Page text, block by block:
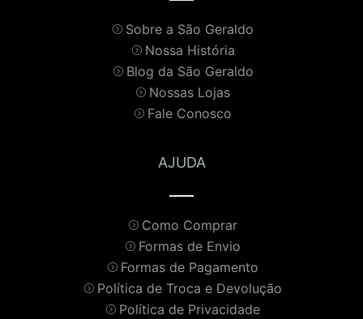
Sobre a São Geraldo
Nossa História
Blog da São Geraldo
Nossas Lojas
Fale Conosco
AJUDA
Como Comprar
Formas de Envio
Formas de Pagamento
Política de Troca e Devolução
Política de Privacidade